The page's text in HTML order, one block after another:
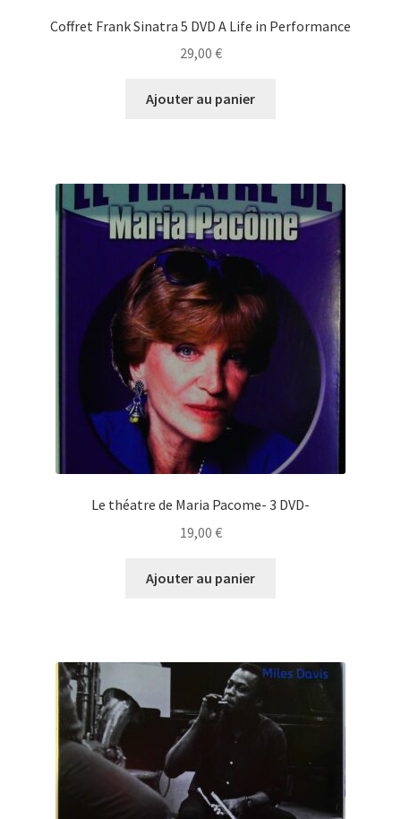
Coffret Frank Sinatra 5 DVD A Life in Performance
29,00 €
Ajouter au panier
Le théatre de Maria Pacome- 3 DVD-
19,00 €
Ajouter au panier